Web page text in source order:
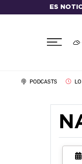
ES
PODCASTS